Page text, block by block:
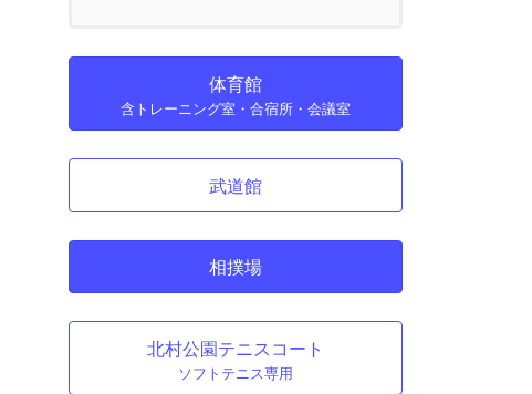
体育館
含トレーニング室・合宿所・会議室
武道館
相撲場
北村公園テニスコート
ソフトテニス専用